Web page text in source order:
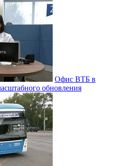
Офис ВТБ в
обновления